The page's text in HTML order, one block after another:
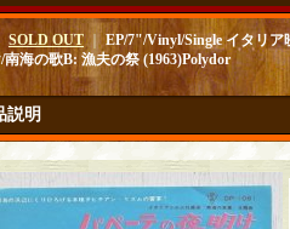
SOLD OUT｜ EP/7"/Vinyl/Single イタリ
南海の歌B: 漁夫の祭 (1963)Polydor
説明